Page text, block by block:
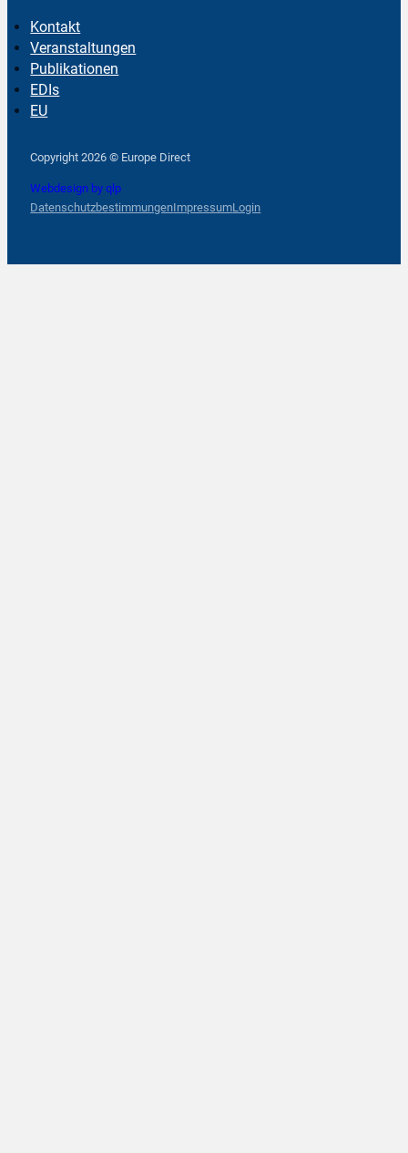
Kontakt
Veranstaltungen
Publikationen
EDIs
EU
Copyright 2026 © Europe Direct
Webdesign by qlp
DatenschutzbestimmungenImpressumLogin